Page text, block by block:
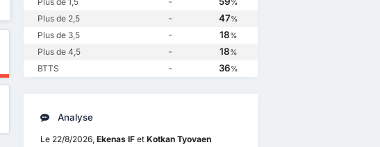
%
Plus de 2,5 - 47%
Plus de 3,5 - 18%
Plus de 4,5 - 18%
BTTS - 36%
Analyse
Le 22/8/2026, Ekenas IFet Kotkan Tyovaen